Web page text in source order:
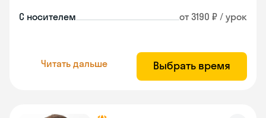
С носителем от 3190 ₽ / урок
Читать дальше Выбрать время